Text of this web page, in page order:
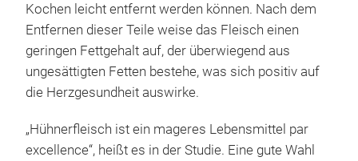
Kochen leicht entfernt werden können. Nach dem
Entfernen dieser Teile weise das Fleisch einen
geringen Fettgehalt auf, der überwiegend aus
ungesättigten Fetten bestehe, was sich positiv auf
die Herzgesundheit auswirke.
„Hühnerfleisch ist ein mageres Lebensmittel par
excellence“, heißt es in der Studie. Eine gute Wahl